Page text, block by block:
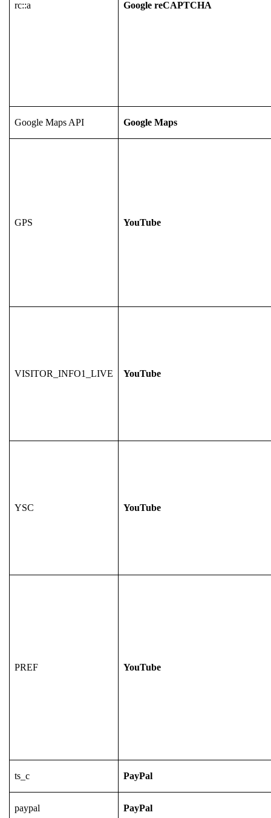
rc::a Google reCAPTCHA
Google Maps API Google Maps
GPS YouTube
VISITOR_INFO1_LIVE YouTube
YSC YouTube
PREF YouTube
ts_c PayPal
paypal PayPal